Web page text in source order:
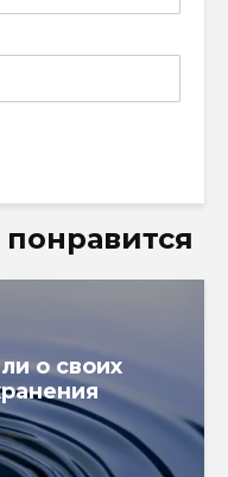
о своих